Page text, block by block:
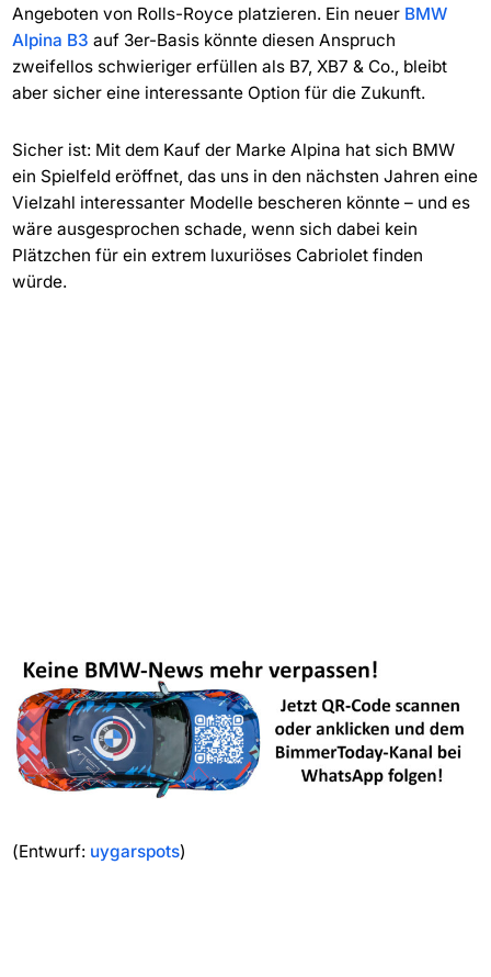
Angeboten von Rolls-Royce platzieren. Ein neuer BMW
Alpina B3 auf 3er-Basis könnte diesen Anspruch
zweifellos schwieriger erfüllen als B7, XB7 & Co., bleibt
aber sicher eine interessante Option für die Zukunft.
Sicher ist: Mit dem Kauf der Marke Alpina hat sich BMW
ein Spielfeld eröffnet, das uns in den nächsten Jahren eine
Vielzahl interessanter Modelle bescheren könnte – und es
wäre ausgesprochen schade, wenn sich dabei kein
Plätzchen für ein extrem luxuriöses Cabriolet finden
würde.
(Entwurf: uygarspots)